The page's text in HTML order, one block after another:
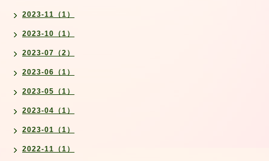
2023-11（1）
2023-10（1）
2023-07（2）
2023-06（1）
2023-05（1）
2023-04（1）
2023-01（1）
2022-11（1）